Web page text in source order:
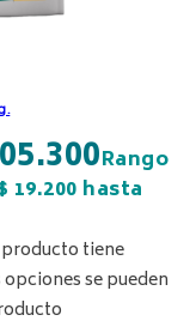
Rango
19.200 hasta
tiene
se pueden